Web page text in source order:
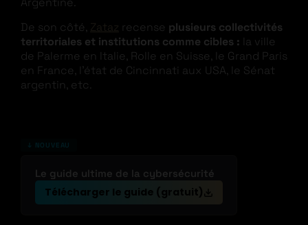
De son côté, Zataz recense plusieurs collectivités
territoriales et institutions comme cibles : la ville
de Palerme en Italie, Rolle en Suisse, le Grand Paris
en France, l’état de Cincinnati aux USA, le Sénat
argentin, etc.
↓ NOUVEAU
Le guide ultime de la cybersécurité
Télécharger le guide (gratuit)